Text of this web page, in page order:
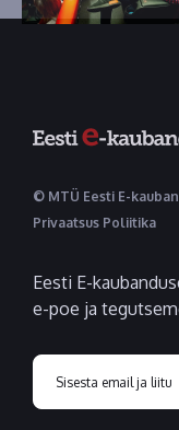
© MTÜ Eesti E-
Privaatsus Poliitika
Eesti E-
e-poe ja